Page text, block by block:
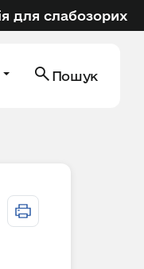
для слабозорих
Пошук